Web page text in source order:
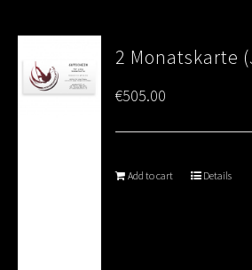
2 Monatskarte
€505.00
Add to cart Details